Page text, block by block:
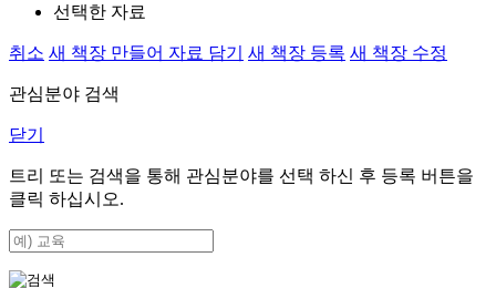
선택한 자료
취소 새 책장 만들어 자료 담기 새 책장 등록 새 책장 수정
관심분야 검색
닫기
트리 또는 검색을 통해 관심분야를 선택 하신 후 등록 버튼을
클릭 하십시오.